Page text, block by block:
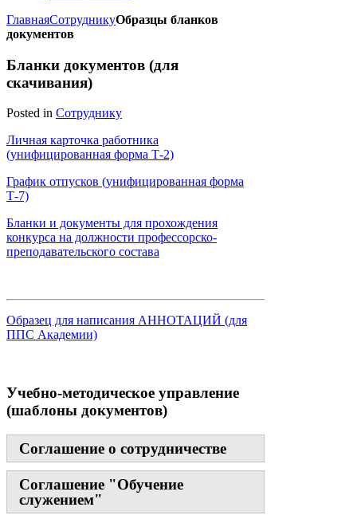
ГлавнаяСотрудникуОбразцы бланков
документов
Бланки документов (для
скачивания)
Posted in Сотруднику
Личная карточка работника
(унифицированная форма Т-2)
График отпусков (унифицированная форма
Т-7)
Бланки и документы для прохождения
конкурса на должности профессорско-
преподавательского состава
Образец для написания АННОТАЦИЙ (для
ППС Академии)
Учебно-методическое управление
(шаблоны документов)
Соглашение о сотрудничестве
Соглашение "Обучение
служением"